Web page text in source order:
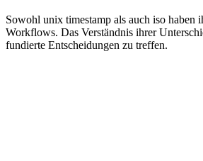
Sowohl unix timestamp als auch iso haben
Workflows. Das Verständnis ihrer
fundierte Entscheidungen zu treffen.